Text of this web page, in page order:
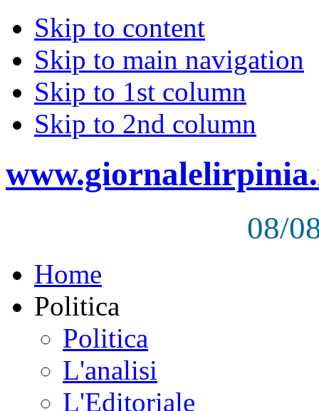
Skip to content
Skip to main navigation
Skip to 1st column
Skip to 2nd column
08/
Home
Politica
Politica
L'analisi
L'Editoriale